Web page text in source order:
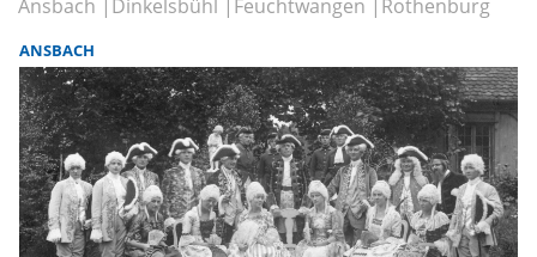
Ansbach Dinkelsbühl Feuchtwangen Rothenburg
ANSBACH